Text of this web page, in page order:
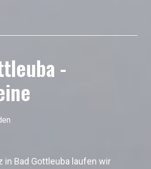
-
in Bad Gottleuba laufen wir